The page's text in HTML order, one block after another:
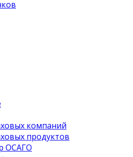
компаний
продуктов
ОСАГО